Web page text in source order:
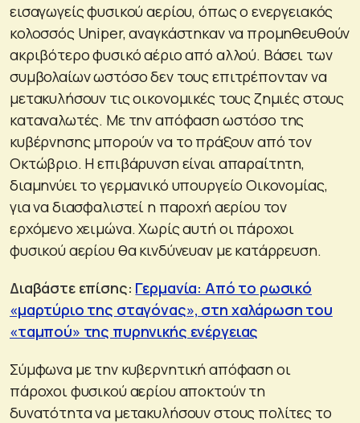
εισαγωγείς φυσικού αερίου, όπως ο ενεργειακός
κολοσσός Uniper, αναγκάστηκαν να προμηθευθούν
ακριβότερο φυσικό αέριο από αλλού. Βάσει των
συμβολαίων ωστόσο δεν τους επιτρέπονταν να
μετακυλήσουν τις οικονομικές τους ζημιές στους
καταναλωτές. Με την απόφαση ωστόσο της
κυβέρνησης μπορούν να το πράξουν από τον
Οκτώβριο. Η επιβάρυνση είναι απαραίτητη,
διαμηνύει το γερμανικό υπουργείο Οικονομίας,
για να διασφαλιστεί η παροχή αερίου τον
ερχόμενο χειμώνα. Χωρίς αυτή οι πάροχοι
φυσικού αερίου θα κινδύνευαν με κατάρρευση.
Διαβάστε επίσης: Γερμανία: Από το ρωσικό
«μαρτύριο της σταγόνας», στη χαλάρωση του
«ταμπού» της πυρηνικής ενέργειας
Σύμφωνα με την κυβερνητική απόφαση οι
πάροχοι φυσικού αερίου αποκτούν τη
δυνατότητα να μετακυλήσουν στους πολίτες το